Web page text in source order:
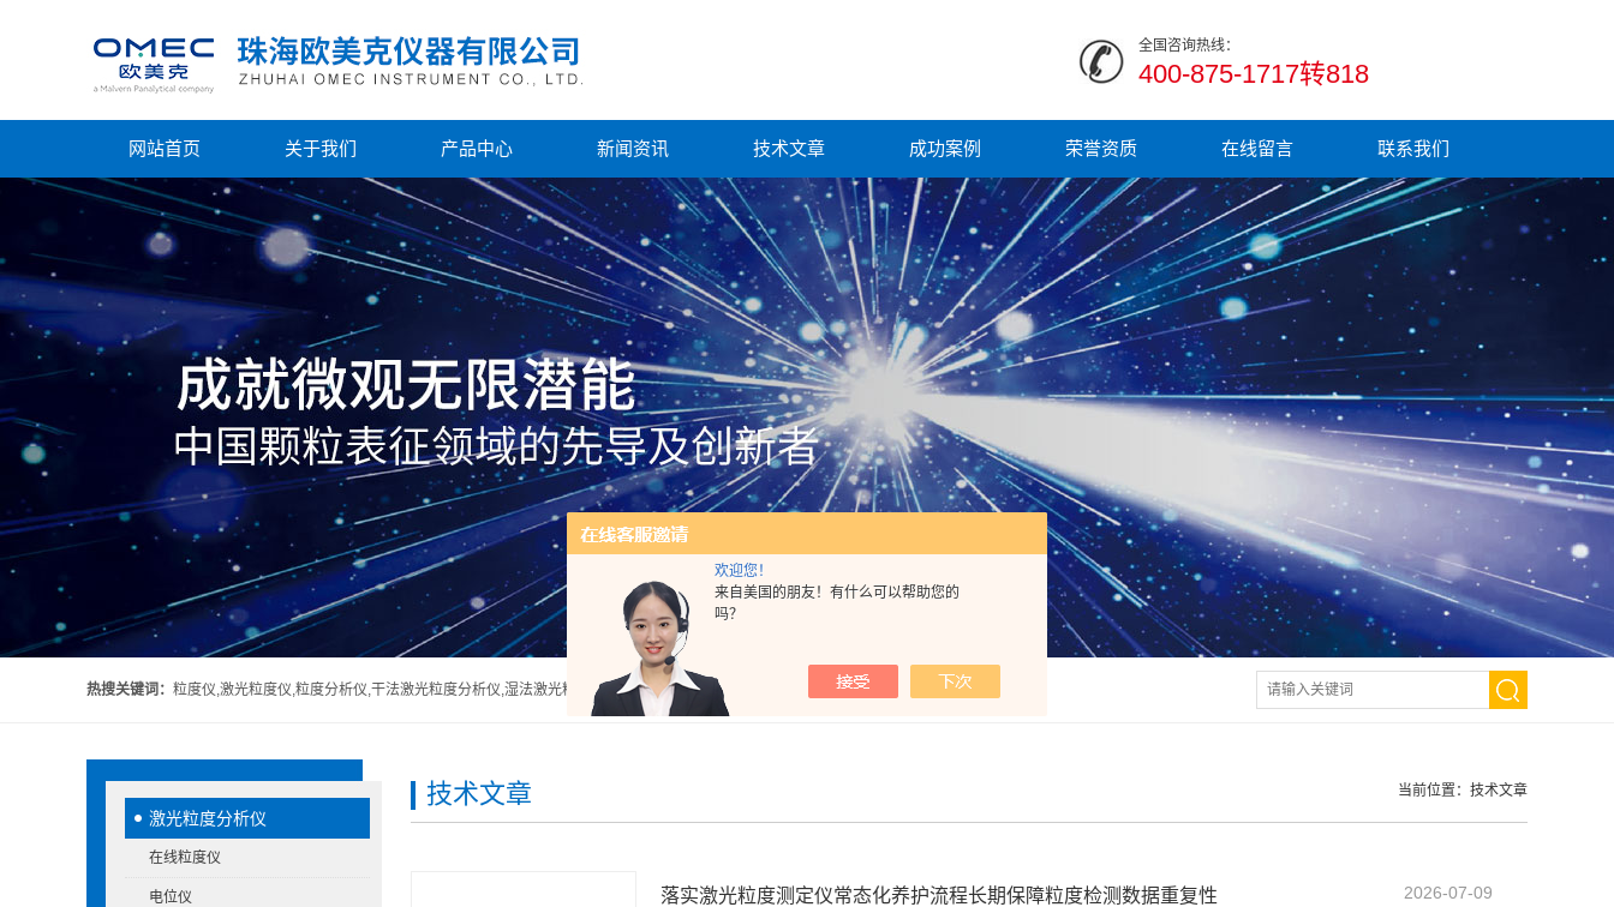
欢迎您！
来自美国的朋友！有什么可以帮助您的
吗？
全国咨询热线：
400-875-1717转818
网站首页 关于我们 产品中心 新闻资讯 技术文章 成功案例 荣誉资质 在线留言 联系我们
热搜关键词： 粒度仪,激光粒度仪,粒度分析仪,干法激光粒度分析仪,湿法激光粒度分析仪
激光粒度分析仪
在线粒度仪
电位仪
当前位置： 技术文章
技术文章
落实激光粒度测定仪常态化养护流程长期保障粒度检测数据重复性 2026-07-09